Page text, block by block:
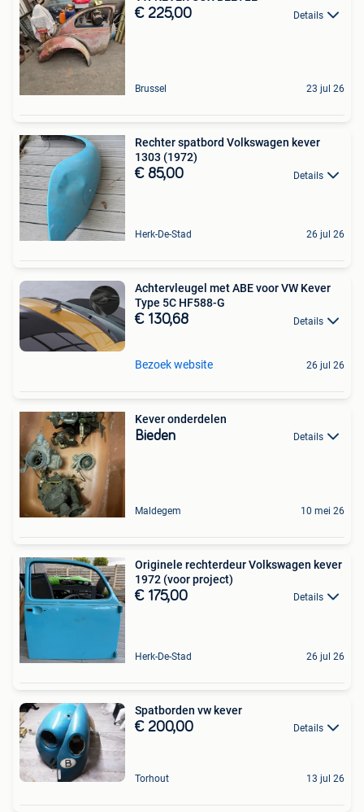
€ 225,00 Details
Brussel 23 jul 26
Rechter spatbord Volkswagen kever
1303 (1972)
€ 85,00 Details
Herk-De-Stad 26 jul 26
Achtervleugel met ABE voor VW Kever
Type 5C HF588-G
€ 130,68 Details
Bezoek website 26 jul 26
Kever onderdelen
Bieden Details
Maldegem 10 mei 26
Originele rechterdeur Volkswagen kever
1972 (voor project)
€ 175,00 Details
Herk-De-Stad 26 jul 26
Spatborden vw kever
€ 200,00 Details
Torhout 13 jul 26